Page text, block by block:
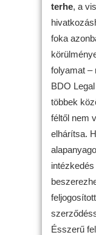
terhe, a
foka
folyamat –
BDO
többek
féltől nem
elhárítsa.
Ésszerű